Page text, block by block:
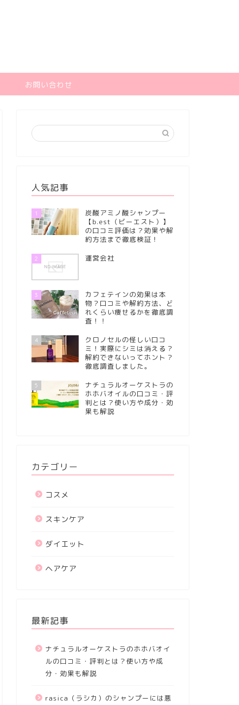
お問い合わせ
人気記事
1
炭酸アミノ酸シャンプー
【b.est（ビーエスト）】
の口コミ評価は？効果や解
約方法まで徹底検証！
2 運営会社
3
カフェテインの効果は本
物？口コミや解約方法、ど
れくらい痩せるかを徹底調
査！！
4
クロノセルの怪しい口コ
ミ！実際にシミは消える？
解約できないってホント？
徹底調査しました。
5
ナチュラルオーケストラの
ホホバオイルの口コミ・評
判とは？使い方や成分・効
果も解説
カテゴリー
コスメ
スキンケア
ダイエット
ヘアケア
最新記事
ナチュラルオーケストラのホホバオイ
ルの口コミ・評判とは？使い方や成
分・効果も解説
rasica（ラシカ）のシャンプーには悪